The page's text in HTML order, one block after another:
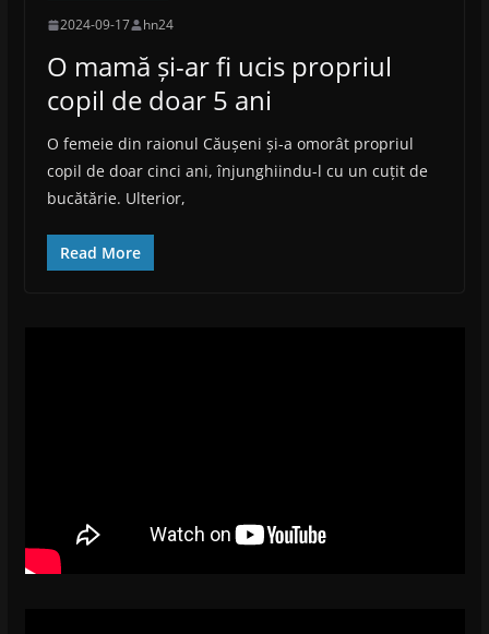
2024-09-17 hn24
O mamă și-ar fi ucis propriul
copil de doar 5 ani
O femeie din raionul Căușeni și-a omorât propriul
copil de doar cinci ani, înjunghiindu-l cu un cuțit de
bucătărie. Ulterior,
Read More